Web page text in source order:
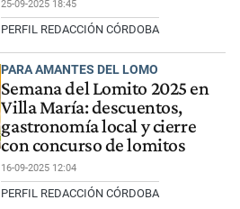
25-09-2025 18:45
PERFIL REDACCIÓN CÓRDOBA
PARA AMANTES DEL LOMO
Semana del Lomito 2025 en
Villa María: descuentos,
gastronomía local y cierre
con concurso de lomitos
16-09-2025 12:04
PERFIL REDACCIÓN CÓRDOBA